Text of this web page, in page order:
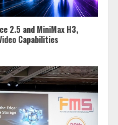
2.5 and MiniMax H3,
Capabilities